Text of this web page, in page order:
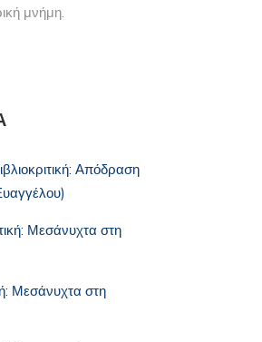
μνήμη.
Απόδραση
Μεσάνυχτα στη
Μεσάνυχτα στη